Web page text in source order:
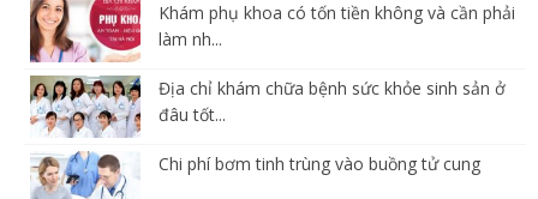
Khám phụ khoa có tốn tiền không và cần phải
làm nh...
Địa chỉ khám chữa bệnh sức khỏe sinh sản ở
đâu tốt...
Chi phí bơm tinh trùng vào buồng tử cung